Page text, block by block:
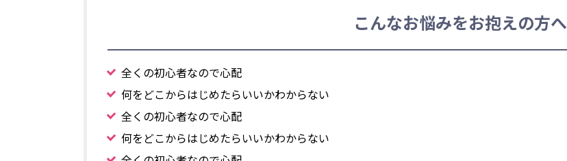
こんなお悩みをお抱えの方へ
全くの初心者なので心配
何をどこからはじめたらいいかわからない
全くの初心者なので心配
何をどこからはじめたらいいかわからない